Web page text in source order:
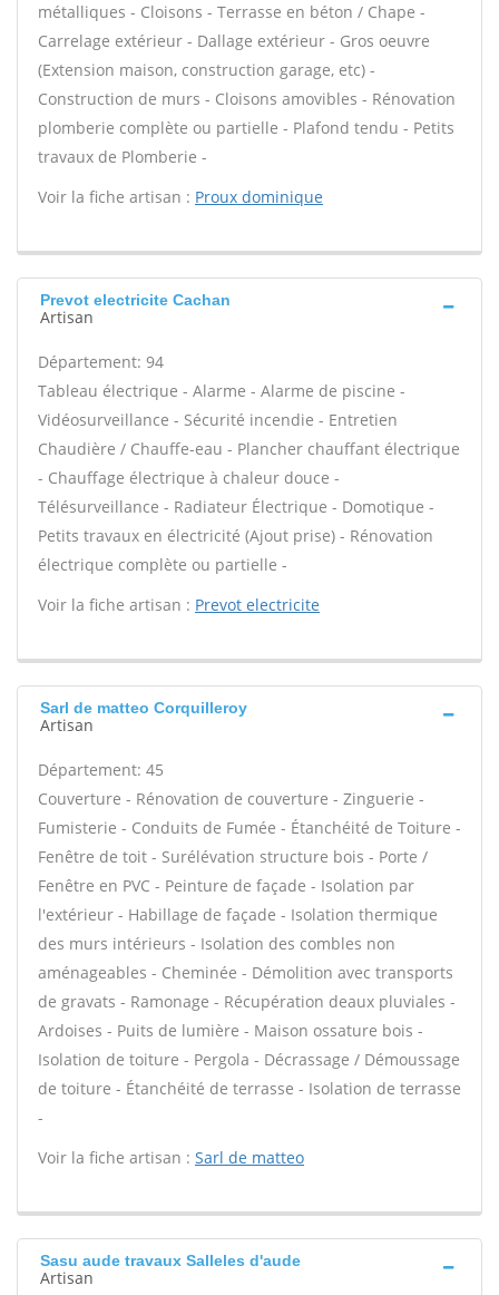
métalliques - Cloisons - Terrasse en béton / Chape -
Carrelage extérieur - Dallage extérieur - Gros oeuvre
(Extension maison, construction garage, etc) -
Construction de murs - Cloisons amovibles - Rénovation
plomberie complète ou partielle - Plafond tendu - Petits
travaux de Plomberie -
Voir la fiche artisan : Proux dominique
Prevot electricite Cachan
Artisan
Département: 94
Tableau électrique - Alarme - Alarme de piscine -
Vidéosurveillance - Sécurité incendie - Entretien
Chaudière / Chauffe-eau - Plancher chauffant électrique
- Chauffage électrique à chaleur douce -
Télésurveillance - Radiateur Électrique - Domotique -
Petits travaux en électricité (Ajout prise) - Rénovation
électrique complète ou partielle -
Voir la fiche artisan : Prevot electricite
Sarl de matteo Corquilleroy
Artisan
Département: 45
Couverture - Rénovation de couverture - Zinguerie -
Fumisterie - Conduits de Fumée - Étanchéité de Toiture -
Fenêtre de toit - Surélévation structure bois - Porte /
Fenêtre en PVC - Peinture de façade - Isolation par
l'extérieur - Habillage de façade - Isolation thermique
des murs intérieurs - Isolation des combles non
aménageables - Cheminée - Démolition avec transports
de gravats - Ramonage - Récupération deaux pluviales -
Ardoises - Puits de lumière - Maison ossature bois -
Isolation de toiture - Pergola - Décrassage / Démoussage
de toiture - Étanchéité de terrasse - Isolation de terrasse
-
Voir la fiche artisan : Sarl de matteo
Sasu aude travaux Salleles d'aude
Artisan